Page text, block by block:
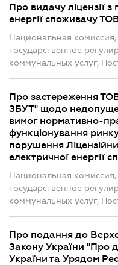
Про видачу ліцензії
енергії споживачу
Национальная
государственное
коммунальных услуг,
Про застереження
ЗБУТ" щодо
вимог нормативно-
функціонування ринку
порушення
електричної енергії
Национальная
государственное
коммунальных услуг,
Про подання до
Закону України "Про
України та Урядом